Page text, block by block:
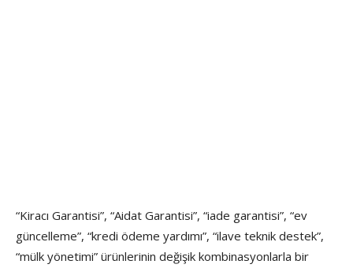
“Kiracı Garantisi”, “Aidat Garantisi”, “iade garantisi”, “ev
güncelleme”, “kredi ödeme yardımı”, “ilave teknik destek”,
“mülk yönetimi” ürünlerinin değişik kombinasyonlarla bir